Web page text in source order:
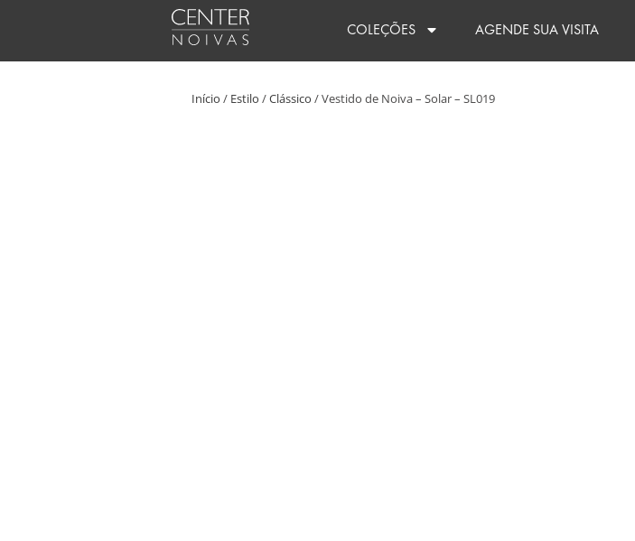
o
COLEÇÕES AGENDE SUA VISITA
Início / Estilo /Clássico / Vestido de Noiva – Solar – SL019